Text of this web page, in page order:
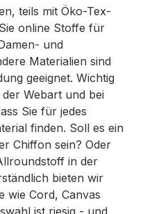
teils mit Öko-Tex-
online Stoffe für
und
Materialien sind
geeignet. Wichtig
Webart und bei
Sie für jedes
finden. Soll es ein
Chiffon sein? Oder
in der
bieten wir
wie Cord, Canvas
ist riesig - und